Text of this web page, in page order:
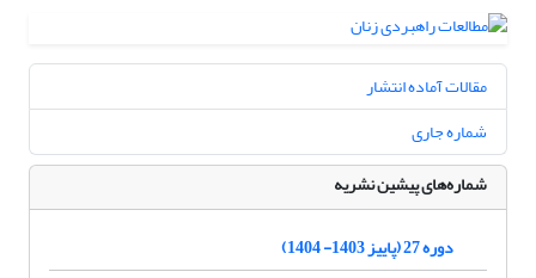
مقالات آماده انتشار
شماره جاری
شماره‌های پیشین نشریه
دوره 27 (پاییز 1403- 1404)